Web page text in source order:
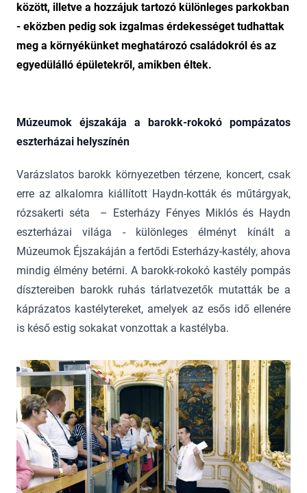
között, illetve a hozzájuk tartozó különleges parkokban
- eközben pedig sok izgalmas érdekességet tudhattak
meg a környékünket meghatározó családokról és az
egyedülálló épületekről, amikben éltek.
Múzeumok éjszakája a barokk-rokokó pompázatos
eszterházai helyszínén
Varázslatos barokk környezetben térzene, koncert, csak
erre az alkalomra kiállított Haydn-kották és műtárgyak,
rózsakerti séta – Esterházy Fényes Miklós és Haydn
eszterházai világa - különleges élményt kínált a
Múzeumok Éjszakáján a fertődi Esterházy-kastély, ahova
mindig élmény betérni. A barokk-rokokó kastély pompás
dísztereiben barokk ruhás tárlatvezetők mutatták be a
káprázatos kastélytereket, amelyek az esős idő ellenére
is késő estig sokakat vonzottak a kastélyba.